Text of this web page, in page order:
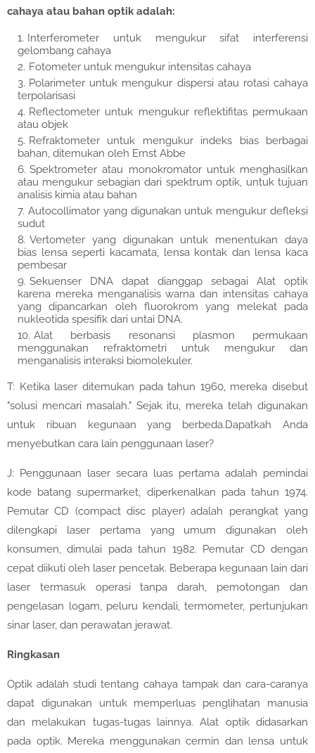
cahaya atau bahan optik adalah:
Interferometer untuk mengukur sifat interferensi
gelombang cahaya
Fotometer untuk mengukur intensitas cahaya
Polarimeter untuk mengukur dispersi atau rotasi cahaya
terpolarisasi
Reflectometer untuk mengukur reflektifitas permukaan
atau objek
Refraktometer untuk mengukur indeks bias berbagai
bahan, ditemukan oleh Ernst Abbe
Spektrometer atau monokromator untuk menghasilkan
atau mengukur sebagian dari spektrum optik, untuk tujuan
analisis kimia atau bahan
Autocollimator yang digunakan untuk mengukur defleksi
sudut
Vertometer yang digunakan untuk menentukan daya
bias lensa seperti kacamata, lensa kontak dan lensa kaca
pembesar
Sekuenser DNA dapat dianggap sebagai Alat optik
karena mereka menganalisis warna dan intensitas cahaya
yang dipancarkan oleh fluorokrom yang melekat pada
nukleotida spesifik dari untai DNA.
Alat berbasis resonansi plasmon permukaan
menggunakan refraktometri untuk mengukur dan
menganalisis interaksi biomolekuler.
T: Ketika laser ditemukan pada tahun 1960, mereka disebut
"solusi mencari masalah." Sejak itu, mereka telah digunakan
untuk ribuan kegunaan yang berbeda.Dapatkah Anda
menyebutkan cara lain penggunaan laser?
J: Penggunaan laser secara luas pertama adalah pemindai
kode batang supermarket, diperkenalkan pada tahun 1974.
Pemutar CD (compact disc player) adalah perangkat yang
dilengkapi laser pertama yang umum digunakan oleh
konsumen, dimulai pada tahun 1982. Pemutar CD dengan
cepat diikuti oleh laser pencetak. Beberapa kegunaan lain dari
laser termasuk operasi tanpa darah, pemotongan dan
pengelasan logam, peluru kendali, termometer, pertunjukan
sinar laser, dan perawatan jerawat.
Ringkasan
Optik adalah studi tentang cahaya tampak dan cara-caranya
dapat digunakan untuk memperluas penglihatan manusia
dan melakukan tugas-tugas lainnya. Alat optik didasarkan
pada optik. Mereka menggunakan cermin dan lensa untuk